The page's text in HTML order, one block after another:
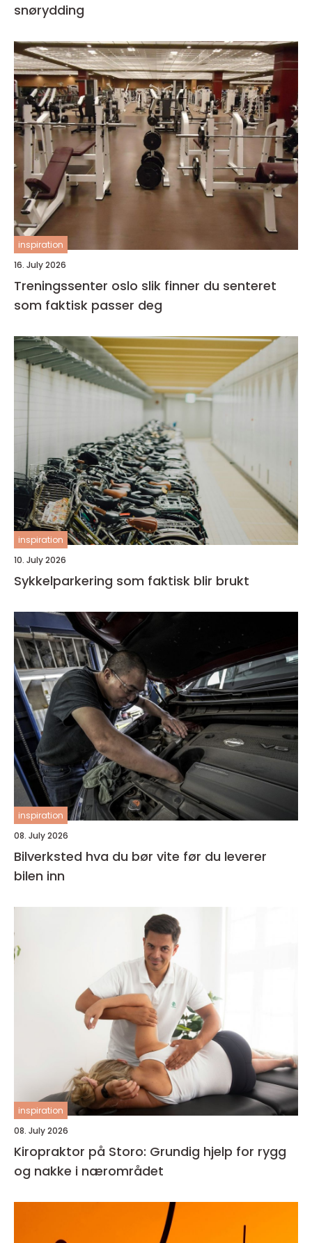
snørydding
inspiration
16. July 2026
Treningssenter oslo slik finner du senteret
som faktisk passer deg
inspiration
10. July 2026
Sykkelparkering som faktisk blir brukt
inspiration
08. July 2026
Bilverksted hva du bør vite før du leverer
bilen inn
inspiration
08. July 2026
Kiropraktor på Storo: Grundig hjelp for rygg
og nakke i nærområdet